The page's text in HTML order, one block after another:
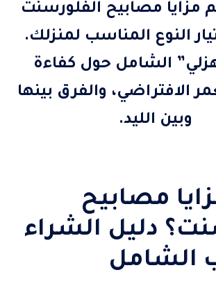
مزايا مصابيح الفلورسنت
النوع المناسب لمنزلك.
الشامل حول كفاءة
الافتراضي، والفرق بينها
وبين الليد.
مصابيح
؟ دليل الشراء
الشامل